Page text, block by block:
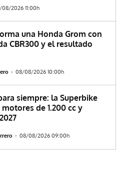
2026 11:00h
una Honda Grom con
CBR300 y el resultado
- 08/08/2026 10:00h
siempre: la Superbike
de 1.200 cc y
- 08/08/2026 09:00h